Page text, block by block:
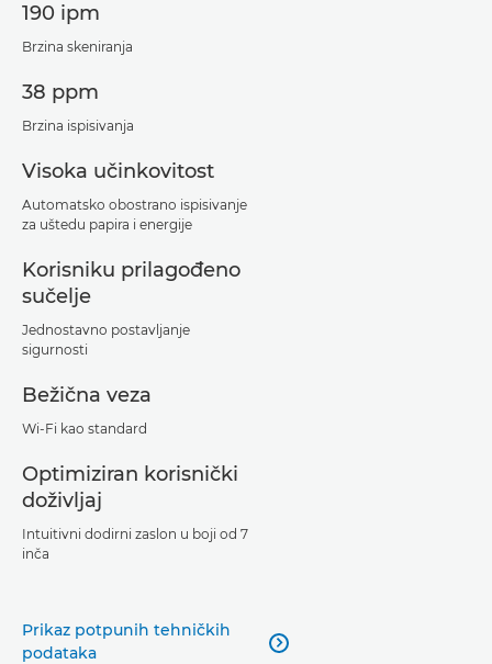
190 ipm
Brzina skeniranja
38 ppm
Brzina ispisivanja
Visoka učinkovitost
Automatsko obostrano ispisivanje
za uštedu papira i energije
Korisniku prilagođeno
sučelje
Jednostavno postavljanje
sigurnosti
Bežična veza
Wi-Fi kao standard
Optimiziran korisnički
doživljaj
Intuitivni dodirni zaslon u boji od 7
inča
Prikaz potpunih tehničkih
podataka
